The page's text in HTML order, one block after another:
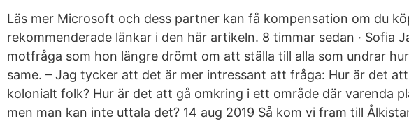
Läs mer Microsoft och dess partner kan få kompensation om du
rekommenderade länkar i den här artikeln. 8 timmar sedan · Sofia
motfråga som hon längre drömt om att ställa till alla som undrar
same. – Jag tycker att det är mer intressant att fråga: Hur är det
kolonialt folk? Hur är det att gå omkring i ett område där varenda
men man kan inte uttala det? 14 aug 2019 Så kom vi fram till